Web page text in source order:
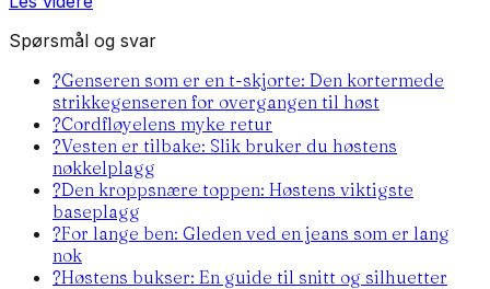
Spørsmål og svar
?Genseren som er en t-skjorte: Den kortermede
strikkegenseren for overgangen til høst
?Cordfløyelens myke retur
?Vesten er tilbake: Slik bruker du høstens
nøkkelplagg
?Den kroppsnære toppen: Høstens viktigste
baseplagg
?For lange ben: Gleden ved en jeans som er lang
nok
?Høstens bukser: En guide til snitt og silhuetter